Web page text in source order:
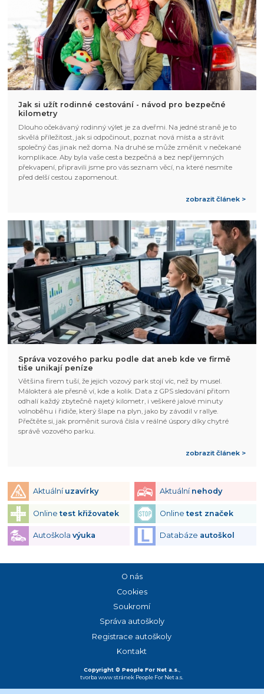
Jak si užít rodinné cestování - návod pro bezpečné
kilometry
Dlouho očekávaný rodinný výlet je za dveřmi. Na jedné straně je to
skvělá příležitost, jak si odpočinout, poznat nová místa a strávit
společný čas jinak než doma. Na druhé se může změnit v nečekané
komplikace. Aby byla vaše cesta bezpečná a bez nepříjemných
překvapení, připravili jsme pro vás seznam věcí, na které nesmíte
před delší cestou zapomenout.
zobrazit článek >
Správa vozového parku podle dat aneb kde ve firmě
tiše unikají peníze
Většina firem tuší, že jejich vozový park stojí víc, než by musel.
Málokterá ale přesně ví, kde a kolik. Data z GPS sledování přitom
odhalí každý zbytečně najetý kilometr, i veškeré jalové minuty
volnoběhu i řidiče, který šlape na plyn, jako by závodil v rallye.
Přečtěte si, jak proměnit surová čísla v reálné úspory díky chytré
správě vozového parku.
zobrazit článek >
Aktuální uzavírky Aktuální nehody
Onlinetest křižovatek Onlinetest značek
Autoškola výuka Databáze autoškol
Copyright © People For Net a.s.,
tvorba www stránek People For Net a.s.
O nás
Cookies
Soukromí
Správa autoškoly
Registrace autoškoly
Kontakt